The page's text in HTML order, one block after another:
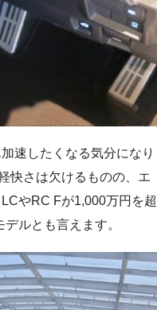
速したくなる気分になり
快さは欠けるものの、エ
やRC Fが1,000万円を超
ルとも言えます。